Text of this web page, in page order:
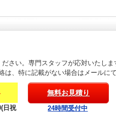
さい。専門スタッフが応対いたし
は、特に記載がない場合はメールに
日祝
無料お見積り
24時間受付中